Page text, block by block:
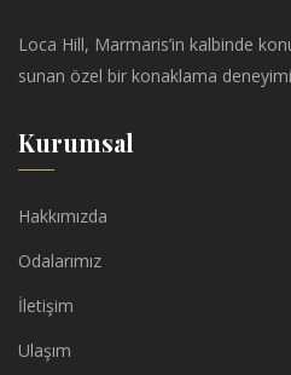
Loca Hill, Marmaris’in kalbinde
sunan özel bir konaklama
Kurumsal
Hakkımızda
Odalarımız
İletişim
Ulaşım